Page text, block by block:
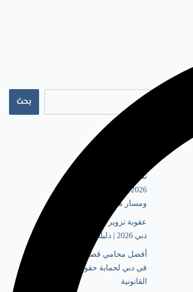
بحث
أحدث المقالات
تنفيذ حكم أجنبي في دبي
2026 | الشروط، الإجراءات،
ومسار محاكم دبي وDIFC
عقوبة تزوير رخصة تجارية في
دبي 2026 | دليلك الشامل
أفضل محامي قضايا عمالية
في دبي لحماية حقوقك
القانونية